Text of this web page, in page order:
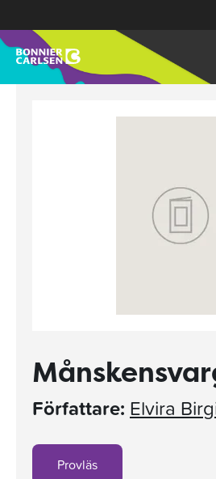
Författare: Elvira
Provläs